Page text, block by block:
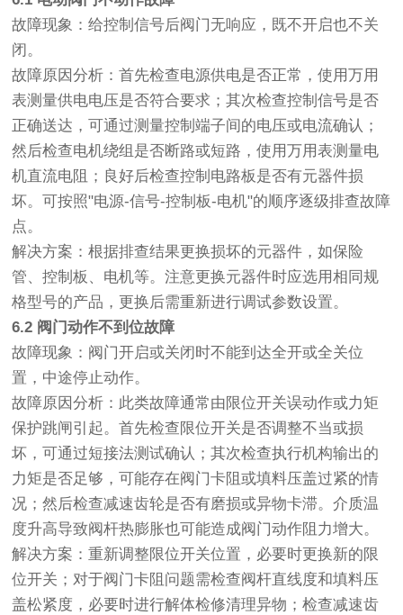
故障现象：给控制信号后阀门无响应，既不开启也不关
闭。
故障原因分析：首先检查电源供电是否正常，使用万用
表测量供电电压是否符合要求；其次检查控制信号是否
正确送达，可通过测量控制端子间的电压或电流确认；
然后检查电机绕组是否断路或短路，使用万用表测量电
机直流电阻；良好后检查控制电路板是否有元器件损
坏。可按照"电源-信号-控制板-电机"的顺序逐级排查故障
点。
解决方案：根据排查结果更换损坏的元器件，如保险
管、控制板、电机等。注意更换元器件时应选用相同规
格型号的产品，更换后需重新进行调试参数设置。
6.2 阀门动作不到位故障
故障现象：阀门开启或关闭时不能到达全开或全关位
置，中途停止动作。
故障原因分析：此类故障通常由限位开关误动作或力矩
保护跳闸引起。首先检查限位开关是否调整不当或损
坏，可通过短接法测试确认；其次检查执行机构输出的
力矩是否足够，可能存在阀门卡阻或填料压盖过紧的情
况；然后检查减速齿轮是否有磨损或异物卡滞。介质温
度升高导致阀杆热膨胀也可能造成阀门动作阻力增大。
解决方案：重新调整限位开关位置，必要时更换新的限
位开关；对于阀门卡阻问题需检查阀杆直线度和填料压
盖松紧度，必要时进行解体检修清理异物；检查减速齿